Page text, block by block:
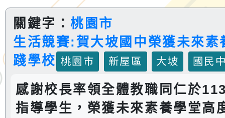
關鍵字：桃園市
生活競賽:賀大坡國中榮獲未來素
踐學校 桃園市 新屋區 大坡 國民
感謝校長率領全體教職同仁於
指導學生，榮獲未來素養學堂高